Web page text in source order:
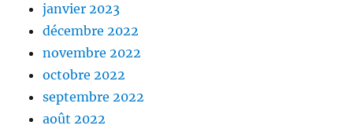
janvier 2023
décembre 2022
novembre 2022
octobre 2022
septembre 2022
août 2022